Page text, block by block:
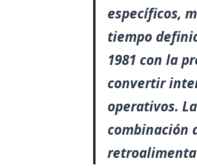
específicos,
tiempo
1981 con la
convertir
operativos.
combinación